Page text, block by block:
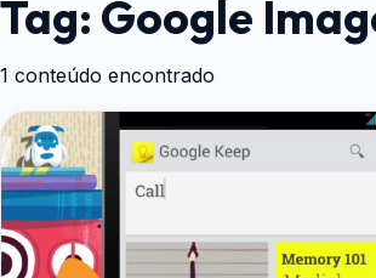
Tag: Google
1 conteúdo encontrado